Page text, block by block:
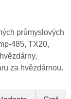
průmyslových
485, TX20,
za hvězdárnou.